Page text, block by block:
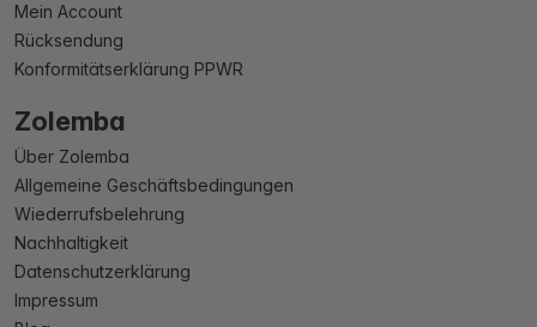
Mein Account
Rücksendung
Konformitätserklärung PPWR
Zolemba
Über Zolemba
Allgemeine Geschäftsbedingungen
Wiederrufsbelehrung
Nachhaltigkeit
Datenschutzerklärung
Impressum